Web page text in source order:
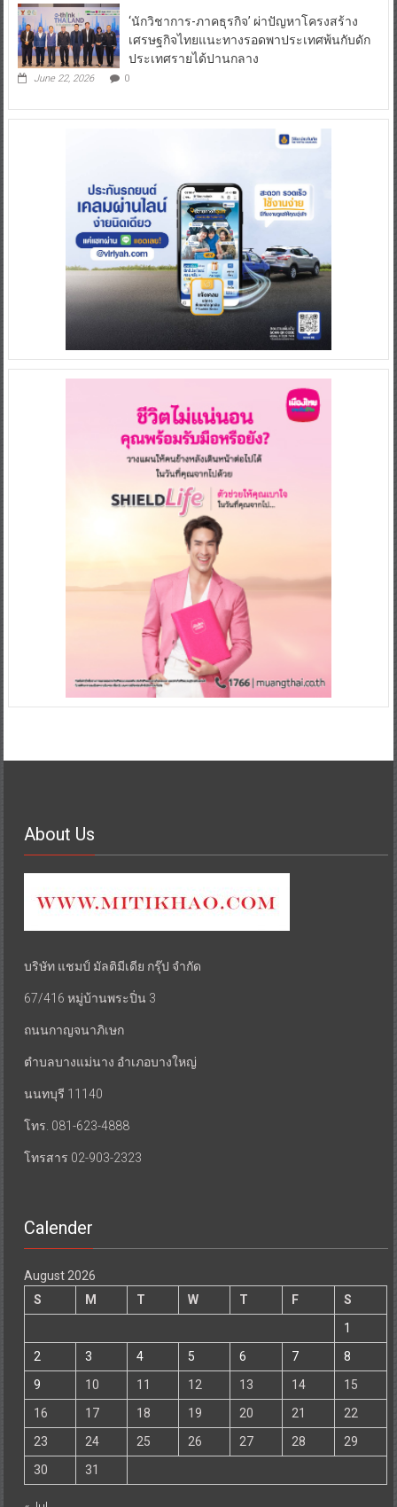
‘นักวิชาการ-ภาคธุรกิจ’ ผ่าปัญหาโครงสร้าง
เศรษฐกิจไทยแนะทางรอดพาประเทศพ้นกับดัก
ประเทศรายได้ปานกลาง
June 22, 2026 0
About Us
บริษัท แชมป์ มัลติมีเดีย กรุ๊ป จำกัด
67/416 หมู่บ้านพระปิ่น 3
ถนนกาญจนาภิเษก
ตำบลบางแม่นาง อำเภอบางใหญ่
นนทบุรี 11140
โทร. 081-623-4888
โทรสาร 02-903-2323
Calender
August 2026
S
M T W T F
S
1
2
3 4 5 6 7
8
9
10 11 12 13 14
15
16
17 18 19 20 21
22
23
24 25 26 27 28
29
30
31